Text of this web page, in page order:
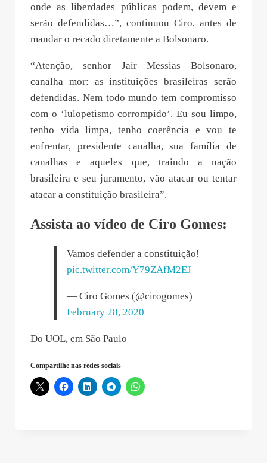
onde as liberdades públicas podem, devem e
serão defendidas…”, continuou Ciro, antes de
mandar o recado diretamente a Bolsonaro.
“Atenção, senhor Jair Messias Bolsonaro,
canalha mor: as instituições brasileiras serão
defendidas. Nem todo mundo tem compromisso
com o ‘lulopetismo corrompido’. Eu sou limpo,
tenho vida limpa, tenho coerência e vou te
enfrentar, presidente canalha, sua família de
canalhas e aqueles que, traindo a nação
brasileira e seu juramento, vão atacar ou tentar
atacar a constituição brasileira”.
Assista ao vídeo de Ciro Gomes:
Vamos defender a constituição!
pic.twitter.com/Y79ZAfM2EJ
— Ciro Gomes (@cirogomes)
February 28, 2020
Do UOL, em São Paulo
Compartilhe nas redes sociais